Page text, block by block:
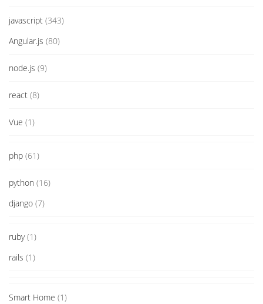
javascript (343)
Angular.js (80)
node.js (9)
react (8)
Vue (1)
php (61)
python (16)
django (7)
ruby(1)
rails (1)
Smart Home (1)